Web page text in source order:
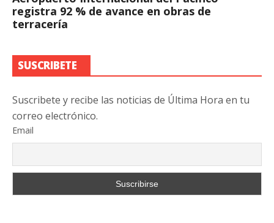
registra 92 % de avance en obras de
terracería
SUSCRIBETE
Suscribete y recibe las noticias de Última Hora en tu
correo electrónico.
Email